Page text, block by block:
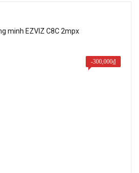
1,650,000₫.
minh EZVIZ C8C 2mpx
-300,000₫